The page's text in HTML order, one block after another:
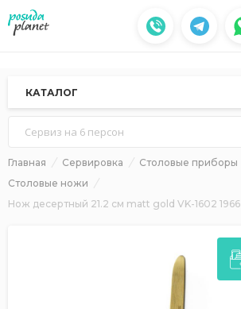
КАТАЛОГ
Сервиз на 6 персон
Главная Сервировка
Столовые приборы
Столовые ножи
Нож десертный 21.2 см matt gold VK-1602 1966